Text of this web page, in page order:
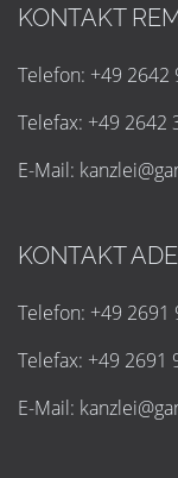
KONTAKT
Telefon: +49 2642
Telefax: +49 2642
E-Mail: kanzlei@ga
KONTAKT
Telefon: +49 2691
Telefax: +49 2691
E-Mail: kanzlei@ga